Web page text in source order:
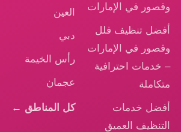
وقصور في الإمارات
أفضل تنظيف فلل
وقصور في الإمارات
– خدمات احترافية
متكاملة
أفضل خدمات
التنظيف العميق
العين
دبي
رأس الخيمة
عجمان
كل المناطق ←